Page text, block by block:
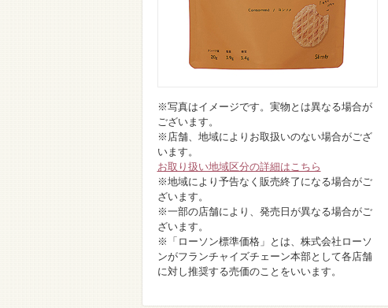
※写真はイメージです。実物とは異なる場合が
ございます。
※店舗、地域によりお取扱いのない場合がござ
います。
お取り扱い地域区分の詳細はこちら
※地域により予告なく販売終了になる場合がご
ざいます。
※一部の店舗により、発売日が異なる場合がご
ざいます。
※「ローソン標準価格」とは、株式会社ローソ
ンがフランチャイズチェーン本部として各店舗
に対し推奨する売価のことをいいます。